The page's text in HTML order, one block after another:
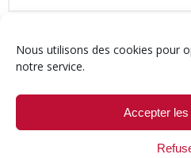
Nous utilisons des cookies pour
notre service.
Accepter